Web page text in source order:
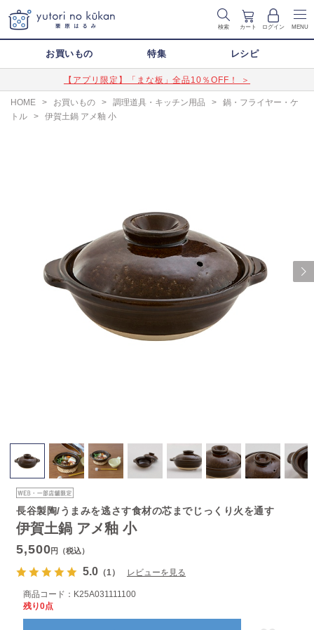
検索 カート ログイン MENU
お買いもの 特集 レシピ
【アプリ限定】「まな板」全品10％OFF！ ＞
HOME > お買いもの > 調理道具・キッチン用品 >
鍋・フライヤー・ケ
トル
> 伊賀土鍋 アメ釉 小
Next
伊賀土鍋 アメ釉 小
長谷製陶/うまみを逃さす食材の芯までじっくり火を通す
5,500円（税込）
5.0（1） レビューを見る
商品コード： K25A031111100
残り0点